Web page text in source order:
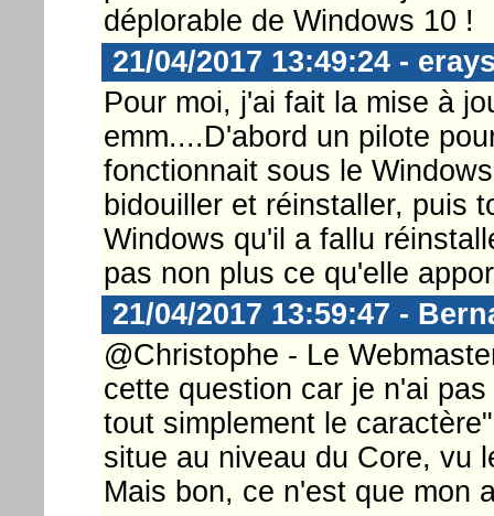
déplorable de Windows 10 !
21/04/2017 13:49:24 -
Pour moi, j'ai fait la mise à
emm....D'abord un pilote
fonctionnait sous le
bidouiller et réinstaller, puis
Windows qu'il a fallu
pas non plus ce qu'elle
21/04/2017 13:59:47 -
@Christophe - Le
cette question car je n'ai
tout simplement le
situe au niveau du Core, vu
Mais bon, ce n'est que mon